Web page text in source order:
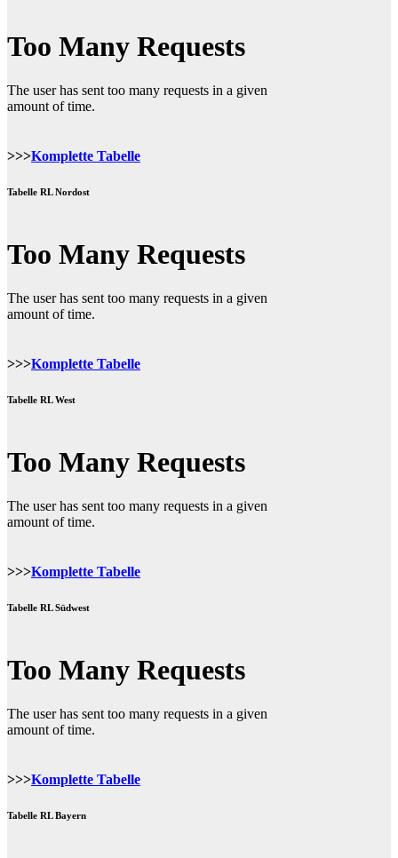
>>>Komplette Tabelle
Tabelle RL Nordost
>>>Komplette Tabelle
Tabelle RL West
>>>Komplette Tabelle
Tabelle RL Südwest
>>>Komplette Tabelle
Tabelle RL Bayern